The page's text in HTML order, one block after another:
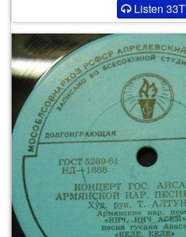
Listen 33T